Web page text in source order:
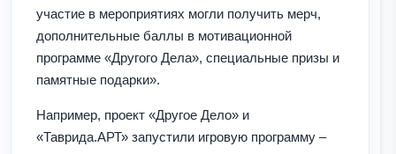
участие в мероприятиях могли получить мерч,
дополнительные баллы в мотивационной
программе «Другого Дела», специальные призы и
памятные подарки».
Например, проект «Другое Дело» и
«Таврида.АРТ» запустили игровую программу –